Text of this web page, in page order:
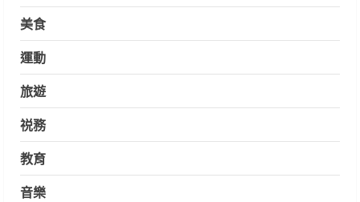
美食
運動
旅遊
祱務
教育
音樂